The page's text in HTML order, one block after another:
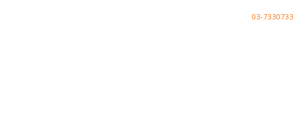
03-7330733